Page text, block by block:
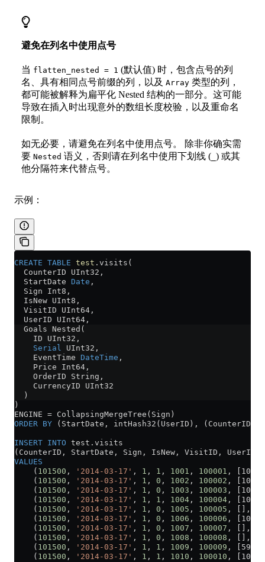
避免在列名中使用点号
当 flatten_nested = 1 (默认值) 时，包含点号的列
名、具有相同点号前缀的列，以及 Array 类型的列，
都可能被解释为扁平化 Nested 结构的一部分。这可能
导致在插入时出现意外的数组长度校验，以及重命名
限制。
如无必要，请避免在列名中使用点号。 除非你确实需
要 Nested 语义，否则请在列名中使用下划线 ( ) 或其
他分隔符来代替点号。
示例：
CREATE TABLE test .visits(
  CounterID UInt32,
  StartDate
Date ,
  Sign Int8,
  IsNew UInt8,
  VisitID UInt64,
  UserID UInt64,
  Goals Nested(
    ID UInt32,
    Serial
UInt32,
    EventTime
DateTime ,
    Price Int64,
    OrderID String,
    CurrencyID UInt32
  )
)
ENGINE = CollapsingMergeTree(Sign)
ORDER BY (StartDate, intHash32(UserID),
INSERT INTO test . visits
(CounterID, StartDate, Sign, IsNew, VisitID, UserID,
VALUES
    (
101500 , '2014-03-17' , 1 , 1 , 1001 , 100001 ,
    (
101500 , '2014-03-17' , 1 , 0 , 1002 , 100002 ,
    (
101500 , '2014-03-17' , 1 , 0 , 1003 , 100003 ,
    (
101500 , '2014-03-17' , 1 , 1 , 1004 , 100004 ,
    (
101500 , '2014-03-17' , 1 , 0 , 1005 , 100005 , [],
    (
101500 , '2014-03-17' , 1 , 0 , 1006 , 100006 ,
    (
101500 , '2014-03-17' , 1 , 0 , 1007 , 100007 , [],
    (
101500 , '2014-03-17' , 1 , 0 , 1008 , 100008 , [],
    (
101500 , '2014-03-17' , 1 , 1 , 1009 , 100009 ,
    (
101500 , '2014-03-17' , 1 , 1 , 1010 , 100010 ,